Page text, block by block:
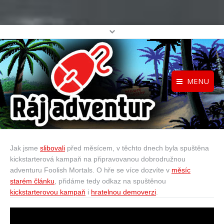
MENU
Registrace
Profil
Home
Katalog her
Jak jsme slibovali před měsícem, v těchto dnech byla spuštěna
kickstarterová kampaň na připravovanou dobrodružnou
adventuru Foolish Mortals. O hře se více dozvíte v měsíc
starém článku , přidáme tedy odkaz na spuštěnou
kickstarterovou kampaň i hratelnou demoverzi